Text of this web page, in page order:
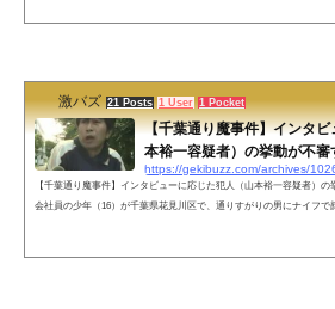
激バズ 21 Posts 1 User 1 Pocket
【千葉通り魔事件】インタ
本裕一容疑者）の挙動が不審
https://gekibuzz.com/archives/
【千葉通り魔事件】インタビューに応じた犯人（山本裕一容疑者）の
会社員の少年（16）が千葉県花見川区で、通りすがりの男にナイフで